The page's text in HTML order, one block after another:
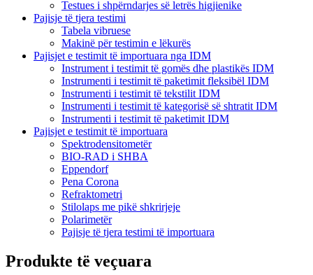
Testues i shpërndarjes së letrës higjienike
Pajisje të tjera testimi
Tabela vibruese
Makinë për testimin e lëkurës
Pajisjet e testimit të importuara nga IDM
Instrument i testimit të gomës dhe plastikës IDM
Instrumenti i testimit të paketimit fleksibël IDM
Instrumenti i testimit të tekstilit IDM
Instrumenti i testimit të kategorisë së shtratit IDM
Instrumenti i testimit të paketimit IDM
Pajisjet e testimit të importuara
Spektrodensitometër
BIO-RAD i SHBA
Eppendorf
Pena Corona
Refraktometri
Stilolaps me pikë shkrirjeje
Polarimetër
Pajisje të tjera testimi të importuara
Produkte të veçuara